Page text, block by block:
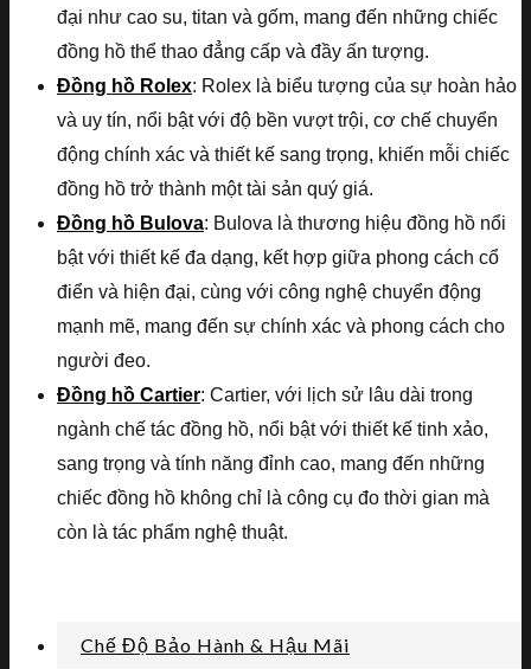
đại như cao su, titan và gốm, mang đến những chiếc
đồng hồ thể thao đẳng cấp và đầy ấn tượng.
Đồng hồ Rolex: Rolex là biểu tượng của sự hoàn hảo
và uy tín, nổi bật với độ bền vượt trội, cơ chế chuyển
động chính xác và thiết kế sang trọng, khiến mỗi chiếc
đồng hồ trở thành một tài sản quý giá.
Đồng hồ Bulova: Bulova là thương hiệu đồng hồ nổi
bật với thiết kế đa dạng, kết hợp giữa phong cách cổ
điển và hiện đại, cùng với công nghệ chuyển động
mạnh mẽ, mang đến sự chính xác và phong cách cho
người đeo.
Đồng hồ Cartier: Cartier, với lịch sử lâu dài trong
ngành chế tác đồng hồ, nổi bật với thiết kế tinh xảo,
sang trọng và tính năng đỉnh cao, mang đến những
chiếc đồng hồ không chỉ là công cụ đo thời gian mà
còn là tác phẩm nghệ thuật.
Chế Độ Bảo Hành & Hậu Mãi